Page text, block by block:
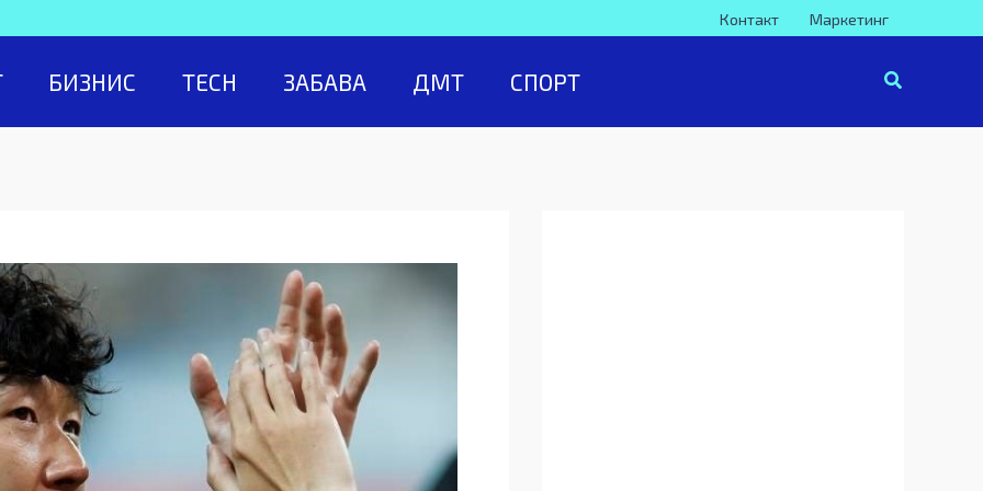
Контакт Маркетинг
БИЗНИС TECH ЗАБАВА ДМТ СПОРТ